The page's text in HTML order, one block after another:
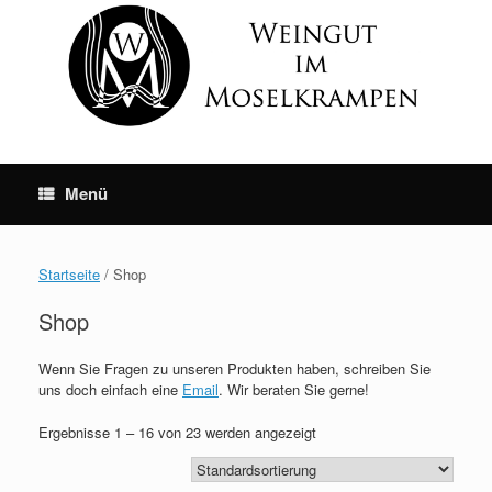
Menü
Startseite / Shop
Shop
Wenn Sie Fragen zu unseren Produkten haben, schreiben Sie
uns doch einfach eine Email. Wir beraten Sie gerne!
Ergebnisse 1 – 16 von 23 werden angezeigt